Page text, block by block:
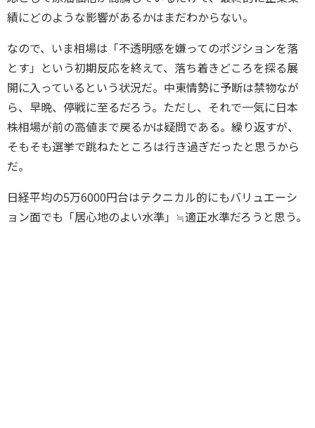
績にどのような影響があるかはまだわからない。
なので、いま相場は「不透明感を嫌ってのポジションを落
とす」という初期反応を終えて、落ち着きどころを探る展
開に入っているという状況だ。中東情勢に予断は禁物なが
ら、早晩、停戦に至るだろう。ただし、それで一気に日本
株相場が前の高値まで戻るかは疑問である。繰り返すが、
そもそも選挙で跳ねたところは行き過ぎだったと思うから
だ。
日経平均の5万6000円台はテクニカル的にもバリュエーシ
ョン面でも「居心地のよい水準」≒適正水準だろうと思う。